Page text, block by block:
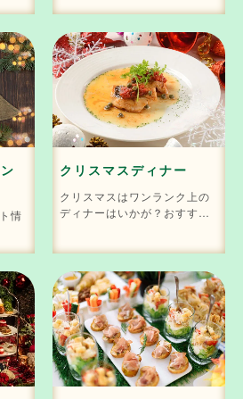
情
クリスマスディナー
クリスマスはワンランク上の
ディナーはいかが？おすすめ